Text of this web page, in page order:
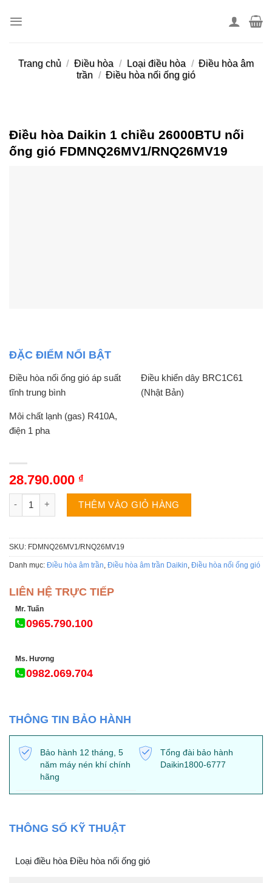
Trang chủ / Điều hòa / Loại điều hòa / Điều hòa âm
trần / Điều hòa nối ống gió
Điều hòa Daikin 1 chiều 26000BTU nối
ống gió FDMNQ26MV1/RNQ26MV19
ĐẶC ĐIỂM NỔI BẬT
Điều hòa nối ống gió áp suất
tĩnh trung bình
Điều khiển dây BRC1C61
(Nhật Bản)
Môi chất lạnh (gas) R410A,
điện 1 pha
28.790.000 ₫
Điều hòa Daikin 1 chiều 26000BTU nối ống gió FDMNQ26MV1/
THÊM VÀO GIỎ HÀNG
SKU: FDMNQ26MV1/RNQ26MV19
Danh mục: Điều hòa âm trần Điều hòa âm trần Daikin Điều hòa nối ống gió
LIÊN HỆ TRỰC TIẾP
Mr. Tuấn
0965.790.100
Ms. Hương
0982.069.704
THÔNG TIN BẢO HÀNH
Bảo hành 12 tháng, 5
năm máy nén khí chính
hãng
Tổng đài bảo hành
Daikin1800-6777
THÔNG SỐ KỸ THUẬT
Loại điều hòa Điều hòa nối ống gió